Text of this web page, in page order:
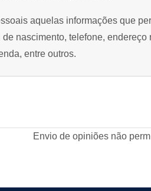
aquelas informações que
nascimento, telefone,
entre outros.
Envio de opiniões não